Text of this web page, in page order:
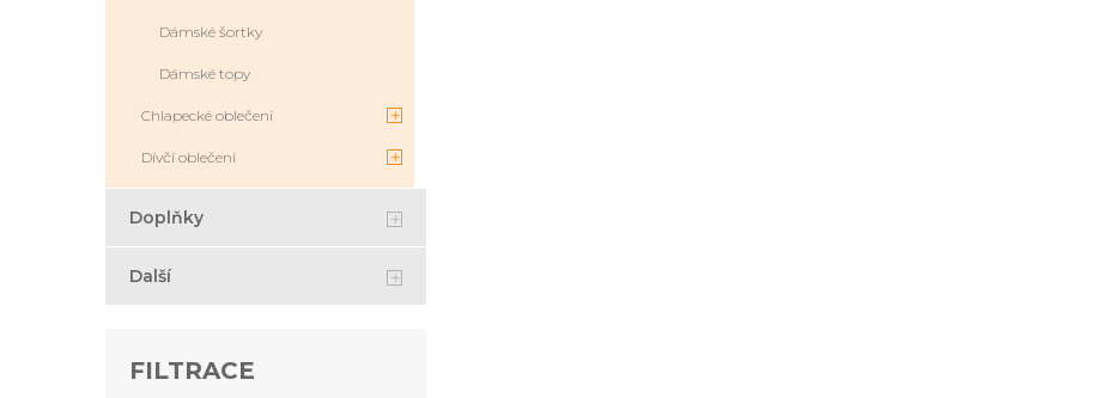
Dámské šortky
Dámské topy
Chlapecké oblečení
Dívčí oblečení
Doplňky
Další
FILTRACE